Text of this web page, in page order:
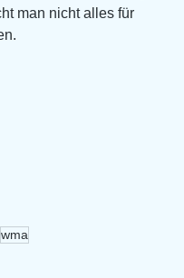
man nicht alles für
wma